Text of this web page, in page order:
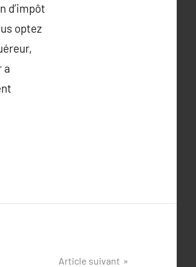
d’impôt
optez
a
Article suivant